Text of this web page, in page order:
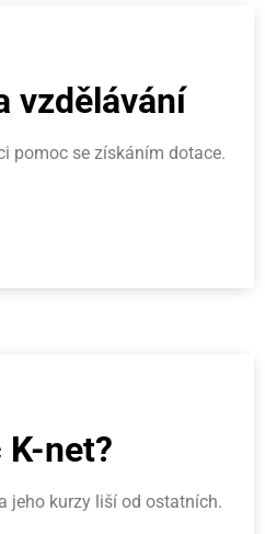
vzdělávání
pomoc se získáním dotace.
K-net?
jeho kurzy liší od ostatních.